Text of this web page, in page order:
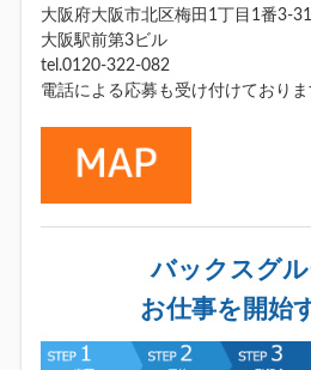
大阪府大阪市北区梅田1丁目1番3-
大阪駅前第3ビル
tel.0120-322-082
電話による応募も受け付けておりま
バックスグ
お仕事を開始